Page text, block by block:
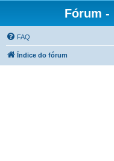
Fórum -
FAQ
Índice do fórum